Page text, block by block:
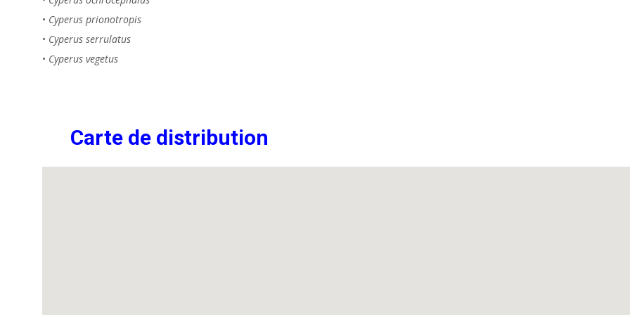
• Cyperus prionotropis
• Cyperus serrulatus
• Cyperus vegetus
Carte de distribution